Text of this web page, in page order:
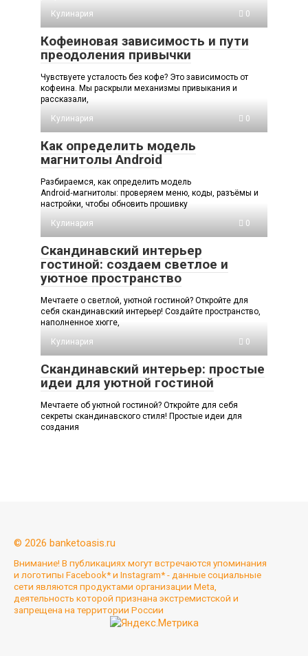
Кулинария
0
Кофеиновая зависимость и пути
преодоления привычки
Чувствуете усталость без кофе? Это зависимость от
кофеина. Мы раскрыли механизмы привыкания и
рассказали,
Кулинария
0
Как определить модель
магнитолы Android
Разбираемся, как определить модель
Android‑магнитолы: проверяем меню, коды, разъёмы и
настройки, чтобы обновить прошивку
Кулинария
0
Скандинавский интерьер
гостиной: создаем светлое и
уютное пространство
Мечтаете о светлой, уютной гостиной? Откройте для
себя скандинавский интерьер! Создайте пространство,
наполненное хюгге,
Кулинария
0
Скандинавский интерьер: простые
идеи для уютной гостиной
Мечтаете об уютной гостиной? Откройте для себя
секреты скандинавского стиля! Простые идеи для
создания
© 2026 banketoasis.ru
Внимание! В публикациях могут встречаются упоминания
и логотипы Facebook* и Instagram* - данные социальные
сети являются продуктами организации Meta,
деятельность которой признана экстремистской и
запрещена на территории России